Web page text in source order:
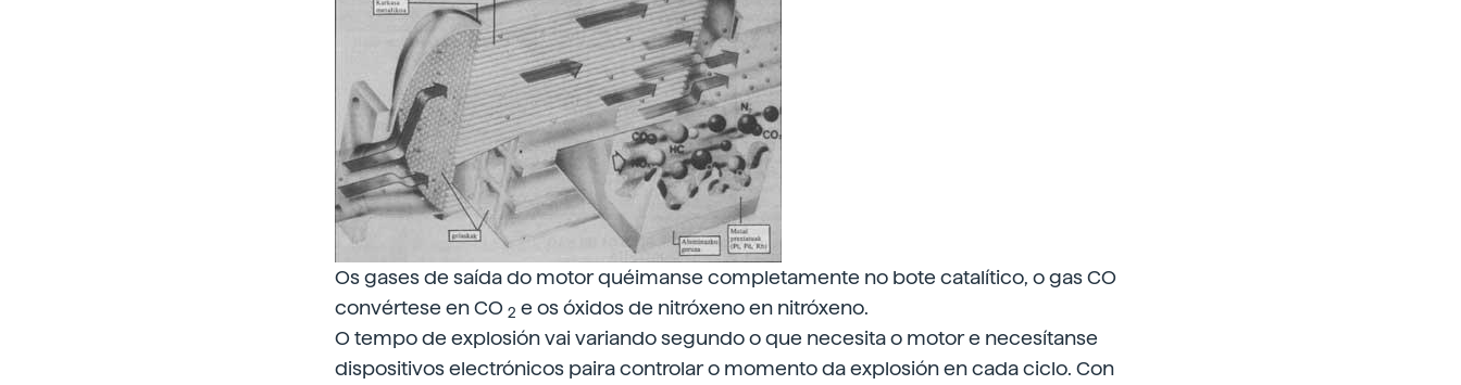
Os gases de saída do motor quéimanse completamente no bote catalítico, o gas CO
convértese en CO 2 e os óxidos de nitróxeno en nitróxeno.
O tempo de explosión vai variando segundo o que necesita o motor e necesítanse
dispositivos electrónicos paira controlar o momento da explosión en cada ciclo. Con